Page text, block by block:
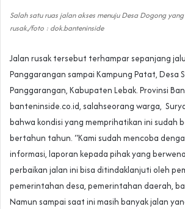
Salah satu ruas jalan akses menuju Desa Dogong
rusak./foto : dok.banteninside
Jalan rusak tersebut terhampar sepanjang
Panggarangan sampai Kampung Patat, Desa
Panggarangan, Kabupaten Lebak. Provinsi
banteninside.co.id, salahseorang warga,
bahwa kondisi yang memprihatikan ini sudah
bertahun tahun. “Kami sudah mencoba
informasi, laporan kepada pihak yang
perbaikan jalan ini bisa ditindaklanjuti oleh
pemerintahan desa, pemerintahan daerah,
Namun sampai saat ini masih banyak jalan